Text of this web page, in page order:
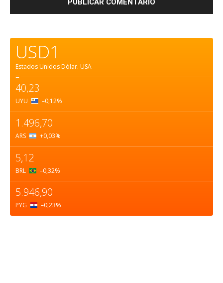
USD1
Estados Unidos Dólar. USA
=
40,23
UYU –0,12%
1.496,70
ARS +0,03%
5,12
BRL –0,32%
5.946,90
PYG –0,23%